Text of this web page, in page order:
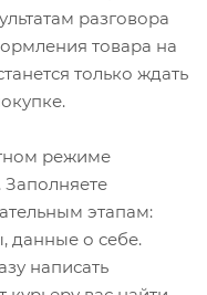
разговора
товара на
только ждать
режиме
этапам:
данные о себе.
написать